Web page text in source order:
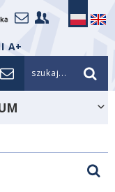
A+
szukaj...